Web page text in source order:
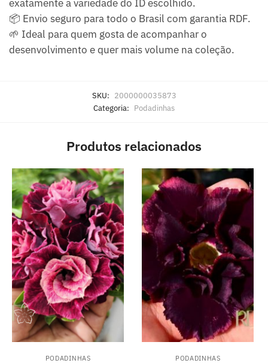
exatamente a variedade do ID escolhido.
📦 Envio seguro para todo o Brasil com garantia RDF.
🌱 Ideal para quem gosta de acompanhar o
desenvolvimento e quer mais volume na coleção.
SKU: 2000000035873
Categoria: Podadinhas
Produtos relacionados
PODADINHAS PODADINHAS